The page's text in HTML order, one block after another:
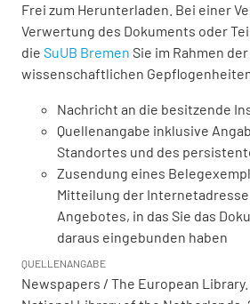
Frei zum Herunterladen. Bei einer
Verwertung des Dokuments oder
die SuUB Bremen Sie im Rahmen
wissenschaftlichen
Nachricht an die besitzende
Quellenangabe inklusive
Standortes und des
Zusendung eines
Mitteilung der
Angebotes, in das Sie das
daraus eingebunden haben
QUELLENANGABE
Newspapers / The European Library.